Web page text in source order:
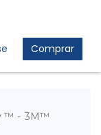
Comprar
™ - 3M™